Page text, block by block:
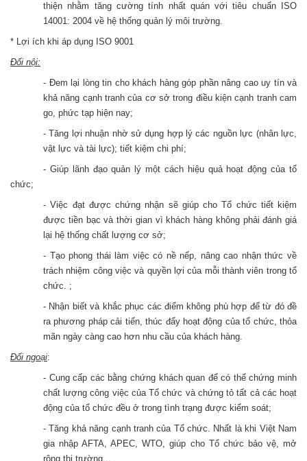
thiện nhằm tăng cường tính nhất quán với tiêu chuẩn ISO
14001: 2004 về hệ thống quản lý môi trường.
* Lợi ích khi áp dụng ISO 9001
Đối nội:
- Đem lại lòng tin cho khách hàng góp phần nâng cao uy tín và
khả năng cạnh tranh của cơ sở trong điều kiện cạnh tranh cam
go, phức tạp hiện nay;
- Tăng lợi nhuận nhờ sử dụng hợp lý các nguồn lực (nhân lực,
vật lực và tài lực); tiết kiệm chi phí;
- Giúp lãnh đạo quản lý một cách hiệu quả hoạt động của tổ
chức;
- Việc đạt được chứng nhận sẽ giúp cho Tổ chức tiết kiệm
được tiền bạc và thời gian vì khách hàng không phải đánh giá
lại hệ thống chất lượng cơ sở;
- Tạo phong thái làm việc có nề nếp, nâng cao nhận thức về
trách nhiệm công việc và quyền lợi của mỗi thành viên trong tổ
chức. ;
- Nhận biết và khắc phục các điểm không phù hợp để từ đó đề
ra phương pháp cải tiến, thúc đẩy hoạt động của tổ chức, thỏa
mãn ngày càng cao hơn nhu cầu của khách hàng.
Đối ngoại:
- Cung cấp các bằng chứng khách quan để có thể chứng minh
chất lượng công việc của Tổ chức và chứng tỏ tất cả các hoạt
động của tổ chức đều ở trong tình trạng được kiểm soát;
- Tăng khả năng cạnh tranh của Tổ chức. Nhất là khi Việt Nam
gia nhập AFTA, APEC, WTO, giúp cho Tổ chức bảo vệ, mở
rộng thị trường...